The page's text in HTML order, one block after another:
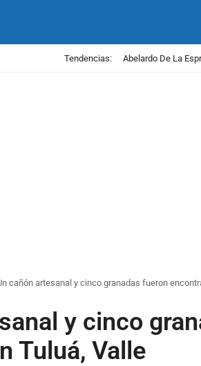
Tendencias: Abelardo De La
cañón artesanal y cinco granadas fueron
y cinco
Tuluá, Valle